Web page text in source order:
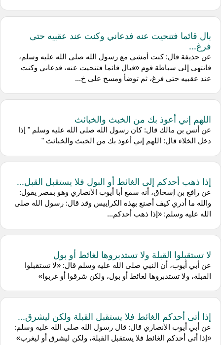
بال قائما فتنحيت عنه فدعاني وكنت عند عقبيه حتى
فرغ...
عن حذيفة قال: كنت أمشي مع رسول الله صلى الله عليه وسلم،
فانتهى إلى سباطة قوم «فبال قائما فتنحيت عنه، فدعاني وكنت
عند عقبيه حتى فرغ، ثم توضأ ومسح على خ...
اللهم إني أعوذ بك من الخبث والخبائث
عن أنس بن مالك قال: كان رسول الله صلى الله عليه وسلم " إذا
دخل الخلاء قال: اللهم إني أعوذ بك من الخبث والخبائث "
إذا ذهب أحدكم إلى الغائط أو البول فلا يستقبل القبل...
عن رافع بن إسحاق، أنه سمع أبا أيوب الأنصاري وهو بمصر يقول:
والله ما أدري كيف أصنع بهذه الكراييس وقد قال: رسول الله صلى
الله عليه وسلم: «إذا ذهب أحدكم...
لا تستقبلوا القبلة ولا تستدبروها لغائط أو بول
عن أبي أيوب، أن النبي صلى الله عليه وسلم قال: «لا تستقبلوا
القبلة، ولا تستدبروها لغائط أو بول، ولكن شرقوا أو غربوا»
إذا أتى أحدكم الغائط فلا يستقبل القبلة ولكن ليشرق...
عن أبي أيوب الأنصاري قال: قال رسول الله صلى الله عليه وسلم:
«إذا أتى أحدكم الغائط فلا يستقبل القبلة، ولكن ليشرق أو ليغرب»